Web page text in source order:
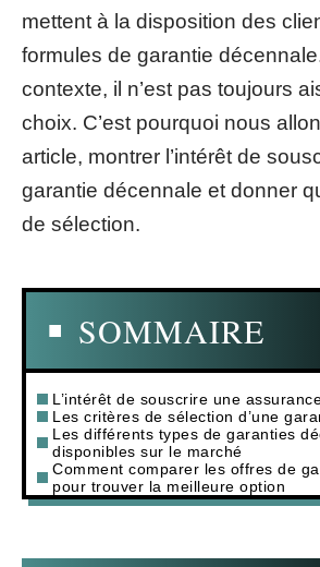
mettent à la disposition des
formules de garantie
contexte, il n’est pas toujours
choix. C’est pourquoi nous
article, montrer l’intérêt de
garantie décennale et donner
de sélection.
SOMMAIRE
L’intérêt de souscrire une
Les critères de sélection d’une
Les différents types de garanties
disponibles sur le marché
Comment comparer les offres de
pour trouver la meilleure option